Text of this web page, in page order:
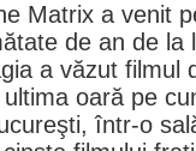
Matrix a venit
de an de la
a văzut filmul
oară pe
într-o